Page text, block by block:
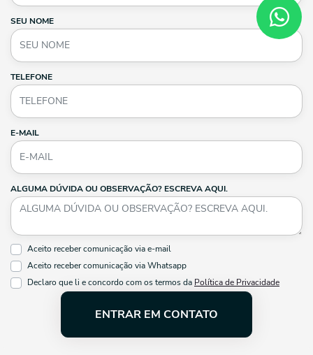
SEU NOME
TELEFONE
E-MAIL
ALGUMA DÚVIDA OU OBSERVAÇÃO? ESCREVA AQUI.
Aceito receber comunicação via e-mail
Aceito receber comunicação via Whatsapp
Declaro que li e concordo com os termos da Política de Privacidade
ENTRAR EM CONTATO